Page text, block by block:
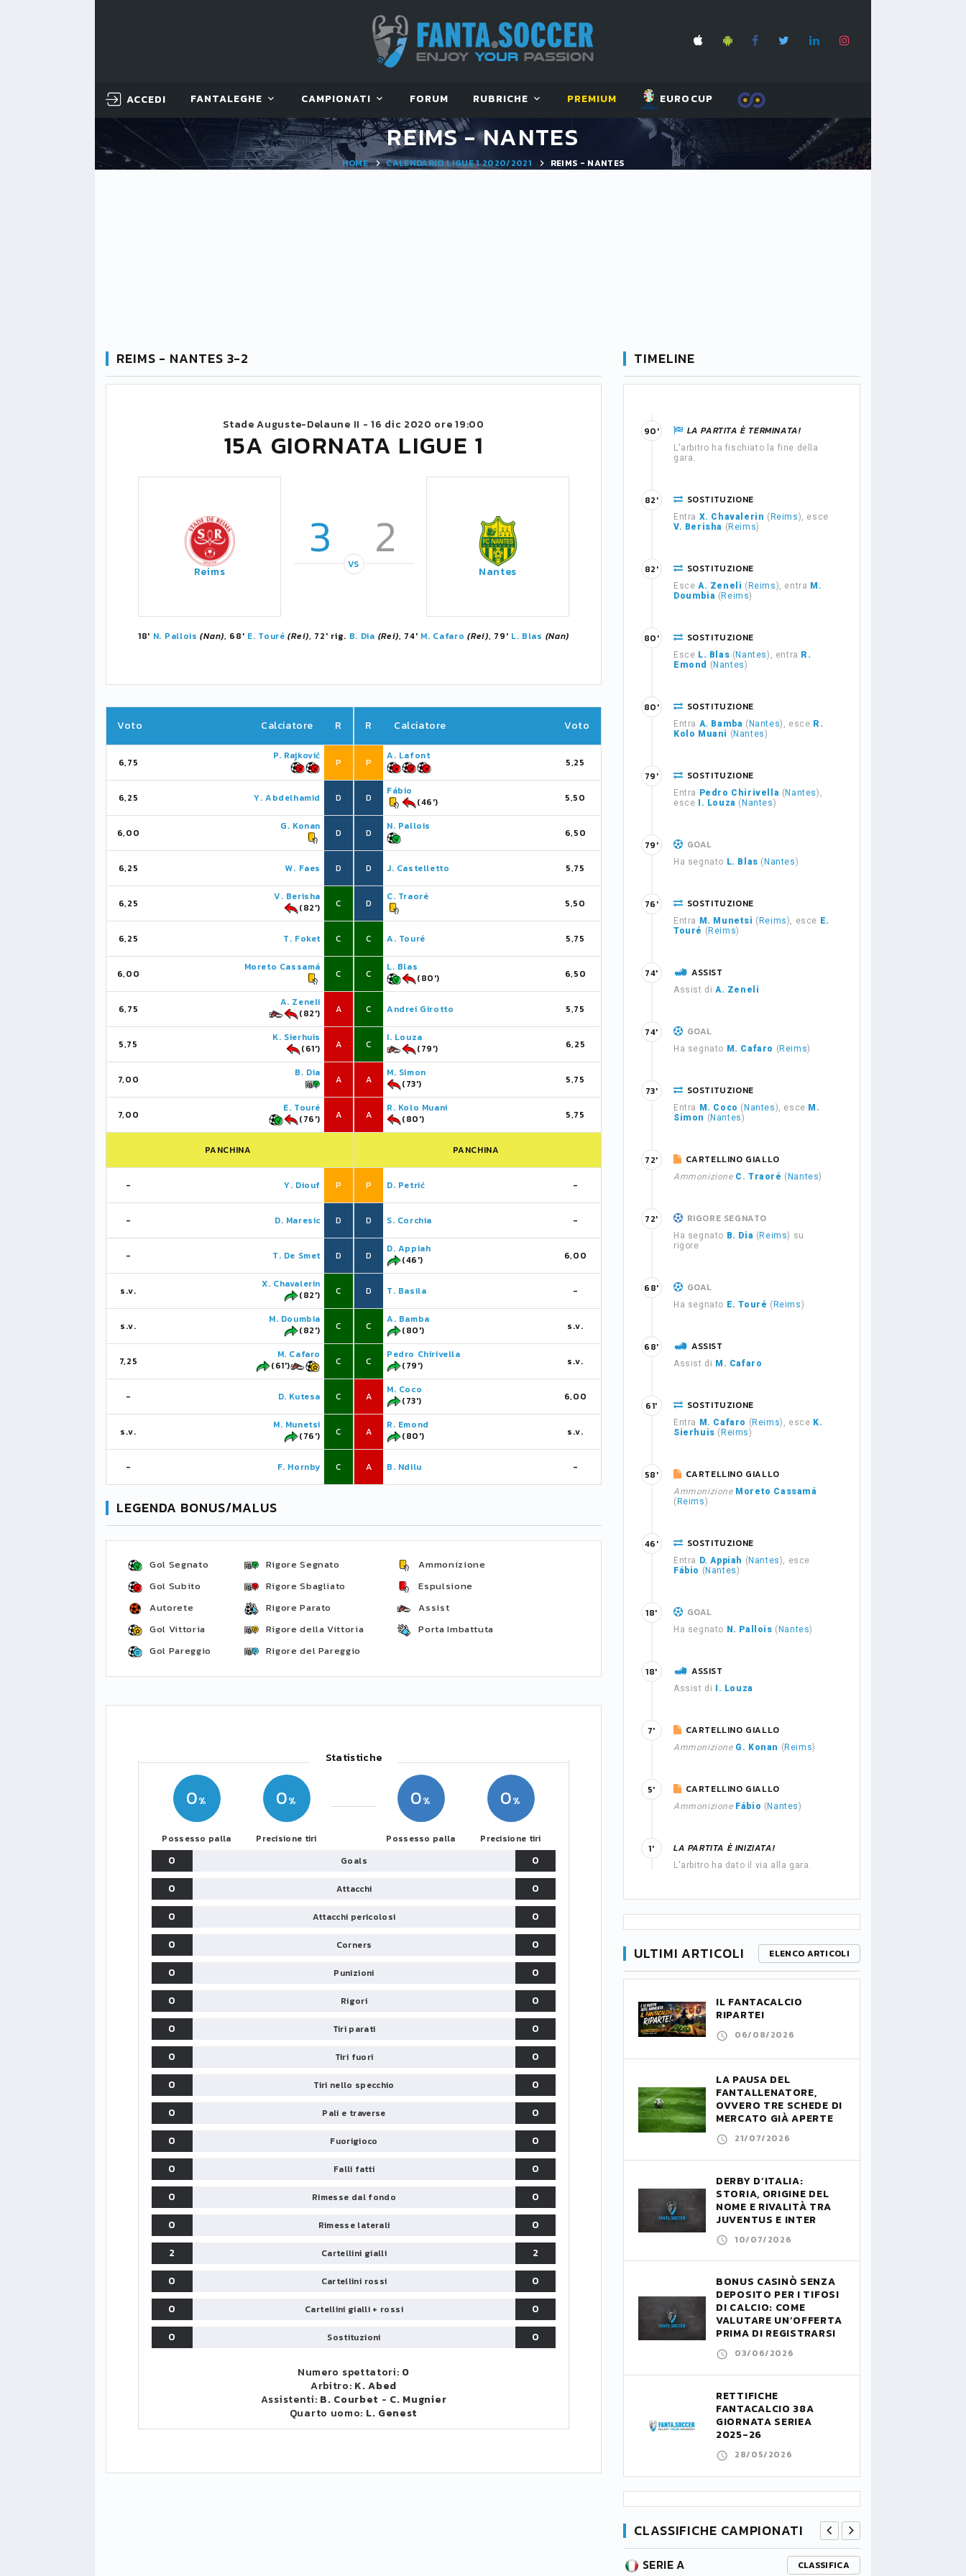
ACCEDI FANTALEGHE CAMPIONATI FORUM RUBRICHE PREMIUM EUROCUP
REIMS - NANTES
HOME CALENDARIO LIGUE 1 2020/2021 REIMS - NANTES
REIMS - NANTES 3-2
Stade Auguste-Delaune II -16 dic 2020 ore 19:00
15A GIORNATA LIGUE 1
Reims
3 2
VS Nantes
18' N. Pallois (Nan), 68' E. Touré (Rei), 72' rig. B. Dia (Rei), 74' M. Cafaro (Rei), 79' L. Blas (Nan)
Voto Calciatore R
6,75
P. Rajković
P
6,25 Y. Abdelhamid D
6,00
G. Konan
D
6,25 W. Faes D
6,25
V. Berisha
(82')
C
6,25 T. Foket C
6,00
Moreto Cassamá
C
6,75
A. Zeneli
(82')
A
5,75
K. Sierhuis
(61')
A
7,00
B. Dia
A
7,00
E. Touré
(76')
A
PANCHINA
- Y. Diouf P
- D. Maresic D
- T. De Smet D
s.v.
X. Chavalerin
(82')
C
s.v.
M. Doumbia
(82')
C
7,25
M. Cafaro
(61')
C
- D. Kutesa C
s.v.
M. Munetsi
(76')
C
- F. Hornby C
R Calciatore Voto
P
A. Lafont
5,25
D
Fábio
(46')
5,50
D
N. Pallois
6,50
D J. Castelletto 5,75
D
C. Traoré
5,50
C A. Touré 5,75
C
L. Blas
(80')
6,50
C Andrei Girotto 5,75
C
I. Louza
(79')
6,25
A
M. Simon
(73')
5,75
A
R. Kolo Muani
(80')
5,75
PANCHINA
P D. Petrić -
D S. Corchia -
D
D. Appiah
(46')
6,00
D T. Basila -
C
A. Bamba
(80')
s.v.
C
Pedro Chirivella
(79')
s.v.
A
M. Coco
(73')
6,00
A
R. Emond
(80')
s.v.
A B. Ndilu -
LEGENDA BONUS/MALUS
Gol Segnato
Gol Subito
Autorete
Gol Vittoria
Gol Pareggio
Rigore Segnato
Rigore Sbagliato
Rigore Parato
Rigore della Vittoria
Rigore del Pareggio
Ammonizione
Espulsione
Assist
Porta Imbattuta
Statistiche
0
Possesso palla
0
Precisione tiri
0
Possesso palla
0
Precisione tiri
0 Goals
0
0
Attacchi
0
0
Attacchi pericolosi
0
0
Corners
0
0
Punizioni
0
0
Rigori
0
0
Tiri parati
0
0
Tiri fuori
0
0
Tiri nello specchio
0
0
Pali e traverse
0
0
Fuorigioco
0
0
Falli fatti
0
0
Rimesse dal fondo
0
0
Rimesse laterali
0
2
Cartellini gialli
2
0
Cartellini rossi
0
0
Cartellini gialli + rossi
0
0
Sostituzioni 0
Numero spettatori: 0
Arbitro: K. Abed
Assistenti: B. Courbet - C. Mugnier
Quarto uomo: L. Genest
TIMELINE
LA PARTITA È TERMINATA!
L'arbitro ha fischiato la fine della
gara.
90'
SOSTITUZIONE
Entra X. Chavalerin ( Reims), esce
V. Berisha ( Reims)
82'
SOSTITUZIONE
Esce A. Zeneli ( Reims), entra M.
Doumbia ( Reims)
82'
SOSTITUZIONE
Esce L. Blas ( Nantes), entra R.
Emond ( Nantes)
80'
SOSTITUZIONE
Entra A. Bamba ( Nantes), esce R.
Kolo Muani ( Nantes)
80'
SOSTITUZIONE
Entra Pedro Chirivella ( Nantes),
esce
I. Louza ( Nantes)
79'
GOAL
Ha segnato L. Blas ( Nantes)
79'
SOSTITUZIONE
Entra M. Munetsi ( Reims), esce E.
Touré ( Reims)
76'
ASSIST
Assist di A. Zeneli
74'
GOAL
Ha segnato M. Cafaro ( Reims)
74'
SOSTITUZIONE
Entra M. Coco ( Nantes), esce M.
Simon ( Nantes)
73'
CARTELLINO GIALLO
Ammonizione C. Traoré ( Nantes)
72'
RIGORE SEGNATO
Ha segnato B. Dia ( Reims) su
rigore
72'
GOAL
Ha segnato E. Touré ( Reims)
68'
ASSIST
Assist di M. Cafaro
68'
SOSTITUZIONE
Entra M. Cafaro ( Reims), esce K.
Sierhuis ( Reims)
61'
CARTELLINO GIALLO
Ammonizione Moreto Cassamá
( Reims)
58'
SOSTITUZIONE
Entra D. Appiah ( Nantes), esce
Fábio ( Nantes)
46'
GOAL
Ha segnato N. Pallois ( Nantes)
18'
ASSIST
Assist di I. Louza
18'
CARTELLINO GIALLO
Ammonizione G. Konan ( Reims)
7'
CARTELLINO GIALLO
Ammonizione Fábio ( Nantes)
5'
LA PARTITA È INIZIATA!
L'arbitro ha dato il via alla gara.
1'
ULTIMI ARTICOLI ELENCO ARTICOLI
IL FANTACALCIO
RIPARTE!
06/08/2026
LA PAUSA DEL
FANTALLENATORE,
OVVERO TRE SCHEDE DI
MERCATO GIÀ APERTE
21/07/2026
DERBY D’ITALIA:
STORIA, ORIGINE DEL
NOME E RIVALITÀ TRA
JUVENTUS E INTER
10/07/2026
BONUS CASINÒ SENZA
DEPOSITO PER I TIFOSI
DI CALCIO: COME
VALUTARE UN’OFFERTA
PRIMA DI REGISTRARSI
03/06/2026
RETTIFICHE
FANTACALCIO 38A
GIORNATA SERIEA
2025-26
28/05/2026
CLASSIFICHE CAMPIONATI
SERIE A CLASSIFICA